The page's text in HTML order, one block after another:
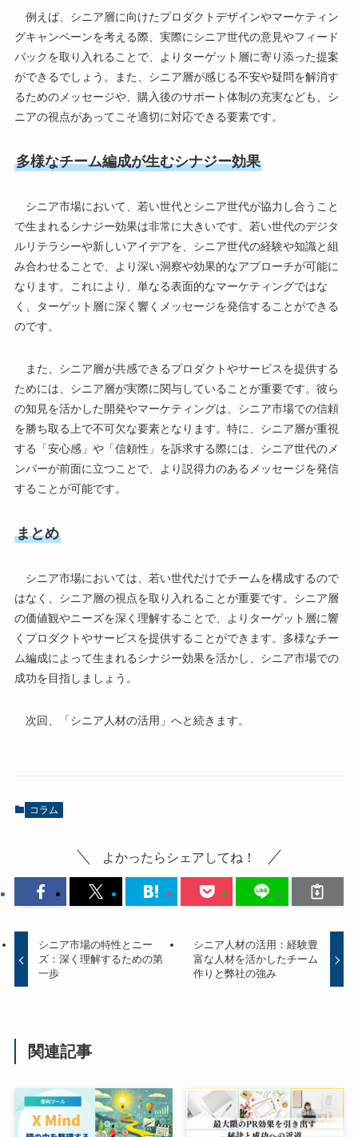
例えば、シニア層に向けたプロダクトデザインやマーケティン
グキャンペーンを考える際、実際にシニア世代の意見やフィード
バックを取り入れることで、よりターゲット層に寄り添った提案
ができるでしょう。また、シニア層が感じる不安や疑問を解消す
るためのメッセージや、購入後のサポート体制の充実なども、シ
ニアの視点があってこそ適切に対応できる要素です。
多様なチーム編成が生むシナジー効果
シニア市場において、若い世代とシニア世代が協力し合うこと
で生まれるシナジー効果は非常に大きいです。若い世代のデジタ
ルリテラシーや新しいアイデアを、シニア世代の経験や知識と組
み合わせることで、より深い洞察や効果的なアプローチが可能に
なります。これにより、単なる表面的なマーケティングではな
く、ターゲット層に深く響くメッセージを発信することができる
のです。
また、シニア層が共感できるプロダクトやサービスを提供する
ためには、シニア層が実際に関与していることが重要です。彼ら
の知見を活かした開発やマーケティングは、シニア市場での信頼
を勝ち取る上で不可欠な要素となります。特に、シニア層が重視
する「安心感」や「信頼性」を訴求する際には、シニア世代のメ
ンバーが前面に立つことで、より説得力のあるメッセージを発信
することが可能です。
まとめ
シニア市場においては、若い世代だけでチームを構成するので
はなく、シニア層の視点を取り入れることが重要です。シニア層
の価値観やニーズを深く理解することで、よりターゲット層に響
くプロダクトやサービスを提供することができます。多様なチー
ム編成によって生まれるシナジー効果を活かし、シニア市場での
成功を目指しましょう。
次回、「シニア人材の活用」へと続きます。
コラム
よかったらシェアしてね！
シニア市場の特性とニー
ズ：深く理解するための第
一歩
シニア人材の活用：経験豊
富な人材を活かしたチーム
作りと弊社の強み
関連記事